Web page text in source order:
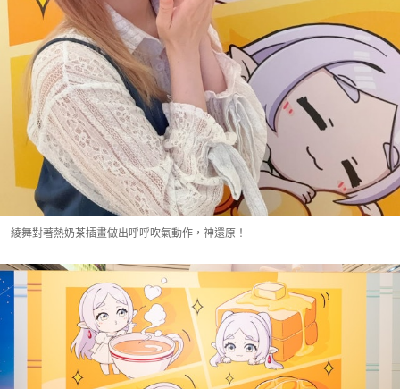
綾舞對著熱奶茶插畫做出呼呼吹氣動作，神還原！